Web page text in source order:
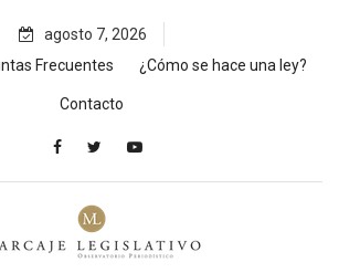
agosto 7, 2026
Frecuentes ¿Cómo se hace una ley?
Contacto